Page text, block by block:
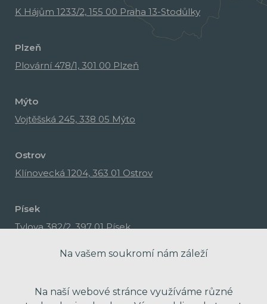
K Hájům 1233/2, 155 00 Praha 13-Stodůlky
Plzeň
Plovární 478/1, 301 00 Plzeň
Mýto
Vojtěšská 245, 338 05 Mýto
Ostrov
Klínovecká 1204, 363 01 Ostrov
Písek
Tylova 382/2, 397 01 Písek
Na vašem soukromí nám záleží
Na naší webové stránce využíváme různé